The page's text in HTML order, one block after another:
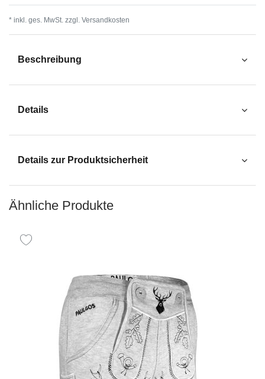
* inkl. ges. MwSt. zzgl. Versandkosten
Beschreibung
Details
Details zur Produktsicherheit
Ähnliche Produkte